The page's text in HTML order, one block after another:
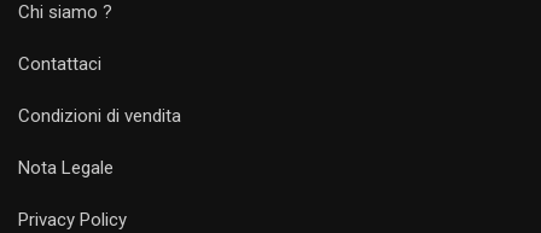
Chi siamo ?
Contattaci
Condizioni di vendita
Nota Legale
Privacy Policy